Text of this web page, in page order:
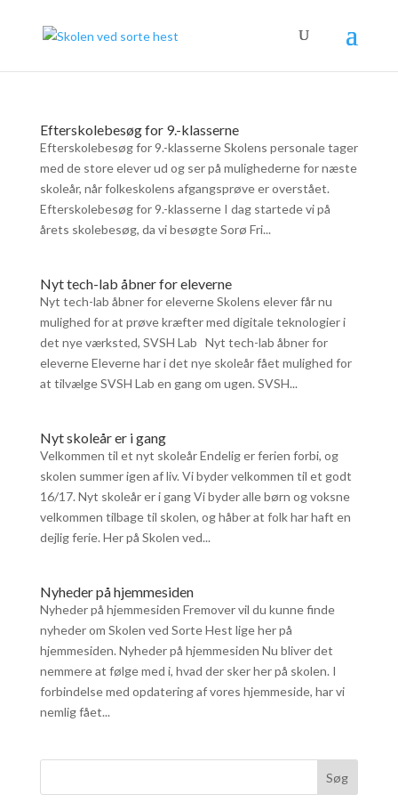
Efterskolebesøg for 9.-klasserne
Efterskolebesøg for 9.-klasserne Skolens personale tager
med de store elever ud og ser på mulighederne for næste
skoleår, når folkeskolens afgangsprøve er overstået.
Efterskolebesøg for 9.-klasserne I dag startede vi på
årets skolebesøg, da vi besøgte Sorø Fri...
Nyt tech-lab åbner for eleverne
Nyt tech-lab åbner for eleverne Skolens elever får nu
mulighed for at prøve kræfter med digitale teknologier i
det nye værksted, SVSH Lab Nyt tech-lab åbner for
eleverne Eleverne har i det nye skoleår fået mulighed for
at tilvælge SVSH Lab en gang om ugen. SVSH...
Nyt skoleår er i gang
Velkommen til et nyt skoleår Endelig er ferien forbi, og
skolen summer igen af liv. Vi byder velkommen til et godt
16/17. Nyt skoleår er i gang Vi byder alle børn og voksne
velkommen tilbage til skolen, og håber at folk har haft en
dejlig ferie. Her på Skolen ved...
Nyheder på hjemmesiden
Nyheder på hjemmesiden Fremover vil du kunne finde
nyheder om Skolen ved Sorte Hest lige her på
hjemmesiden. Nyheder på hjemmesiden Nu bliver det
nemmere at følge med i, hvad der sker her på skolen. I
forbindelse med opdatering af vores hjemmeside, har vi
nemlig fået...